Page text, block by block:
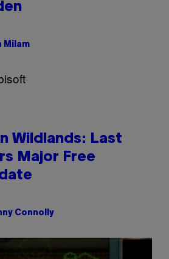
Milam
Wildlands: Last
Major Free
Connolly